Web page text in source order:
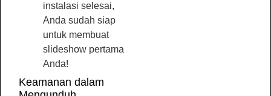
instalasi selesai,
Anda sudah siap
untuk membuat
slideshow pertama
Anda!
Keamanan dalam